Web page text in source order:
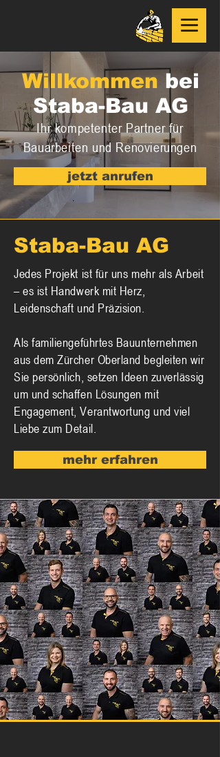
Willkommen bei
Staba-Bau AG
Ihr kompetenter Partner für
Bauarbeiten und Renovierungen
jetzt anrufen
Staba-Bau AG
Jedes Projekt ist für uns mehr als Arbeit
– es ist Handwerk mit Herz,
Leidenschaft und Präzision.
Als familiengeführtes Bauunternehmen
aus dem Zürcher Oberland begleiten wir
Sie persönlich, setzen Ideen zuverlässig
um und schaffen Lösungen mit
Engagement, Verantwortung und viel
Liebe zum Detail.
mehr erfahren